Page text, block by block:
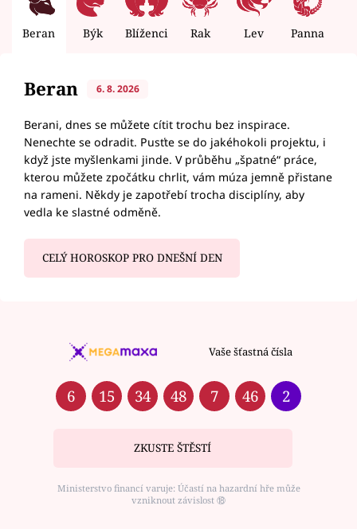
Beran Býk Blíženci Rak Lev Panna
Beran 6. 8. 2026
Berani, dnes se můžete cítit trochu bez inspirace.
Nenechte se odradit. Pusťte se do jakéhokoli projektu, i
když jste myšlenkami jinde. V průběhu „špatné“ práce,
kterou můžete zpočátku chrlit, vám múza jemně přistane
na rameni. Někdy je zapotřebí trocha disciplíny, aby
vedla ke slastné odměně.
CELÝ HOROSKOP PRO DNEŠNÍ DEN
Vaše šťastná čísla
6 15 34 48 7 46 2
ZKUSTE ŠTĚSTÍ
Ministerstvo financí varuje: Účastí na hazardní hře může
vzniknout závislost ⑱